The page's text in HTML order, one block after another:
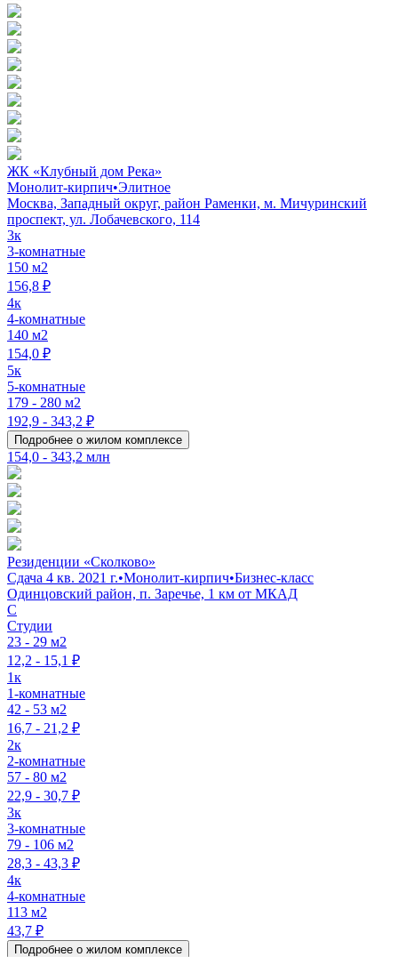
ЖК «Клубный дом Река»
Монолит-кирпич•Элитное
Москва, Западный округ, район Раменки, м. Мичуринский
проспект, ул. Лобачевского, 114
3к
3-комнатные
150 м2
156,8 ₽
4к
4-комнатные
140 м2
154,0 ₽
5к
5-комнатные
179 - 280 м2
192,9 - 343,2 ₽
Подробнее о жилом комплексе
154,0 - 343,2 млн
Резиденции «Сколково»
Сдача 4 кв. 2021 г.•Монолит-кирпич•Бизнес-класс
Одинцовский район, п. Заречье, 1 км от МКАД
C
Студии
23 - 29 м2
12,2 - 15,1 ₽
1к
1-комнатные
42 - 53 м2
16,7 - 21,2 ₽
2к
2-комнатные
57 - 80 м2
22,9 - 30,7 ₽
3к
3-комнатные
79 - 106 м2
28,3 - 43,3 ₽
4к
4-комнатные
113 м2
43,7 ₽
Подробнее о жилом комплексе